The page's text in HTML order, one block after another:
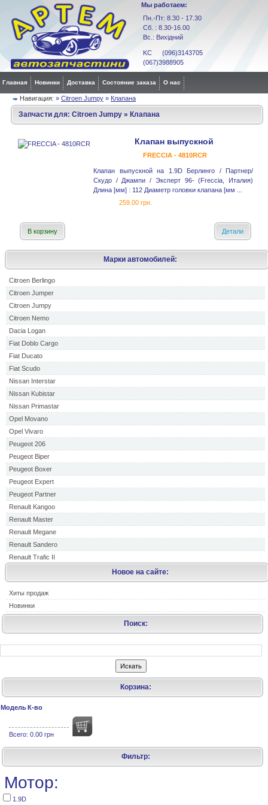
Мы работаем:
Пн.-Пт: 8.30 - 17.30
Сб. : 8.30-16.00
Вс.: Вихідний
KC (096)3143705
(067)3988905
Главная Новинки Доставка Состояние заказа О нас
Навигация: » Citroen Jumpy » Клапана
Марки автомобилей:
Citroen Berlingo
Citroen Jumper
Citroen Jumpy
Citroen Nemo
Dacia Logan
Fiat Doblo Cargo
Fiat Ducato
Fiat Scudo
Nissan Interstar
Nissan Kubistar
Nissan Primastar
Opel Movano
Opel Vivaro
Peugeot 206
Peugeot Biper
Peugeot Boxer
Peugeot Expert
Peugeot Partner
Renault Kangoo
Renault Master
Renault Megane
Renault Sandero
Renault Trafic II
Новое на сайте:
Хиты продаж
Новинки
Запчасти для: Citroen Jumpy » Клапана
Клапан выпускной
FRECCIA - 4810RCR
Клапан выпускной на 1.9D Берлинго / Партнер/
Скудо / Джампи / Эксперт 96- (Freccia, Италия)
Длина [мм] : 112 Диаметр головки клапана [мм ...
259.00 грн.
В корзину Детали
Поиск:
Корзина:
Модель К-во
Всего: 0.00 грн
Фильтр:
Мотор:
1.9D